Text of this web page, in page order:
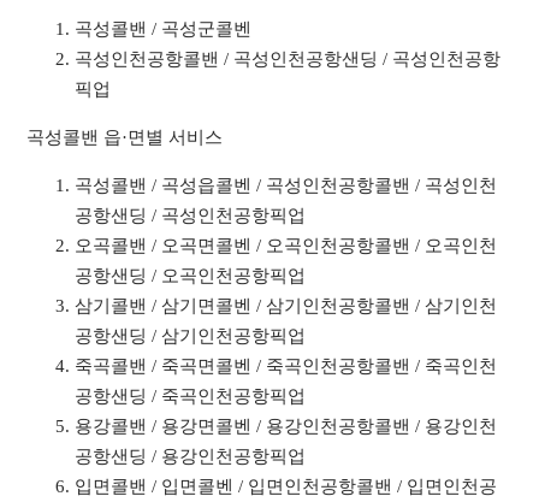
곡성콜밴 / 곡성군콜벤
곡성인천공항콜밴 / 곡성인천공항샌딩 / 곡성인천공항
픽업
곡성콜밴 읍·면별 서비스
곡성콜밴 / 곡성읍콜벤 / 곡성인천공항콜밴 / 곡성인천
공항샌딩 / 곡성인천공항픽업
오곡콜밴 / 오곡면콜벤 / 오곡인천공항콜밴 / 오곡인천
공항샌딩 / 오곡인천공항픽업
삼기콜밴 / 삼기면콜벤 / 삼기인천공항콜밴 / 삼기인천
공항샌딩 / 삼기인천공항픽업
죽곡콜밴 / 죽곡면콜벤 / 죽곡인천공항콜밴 / 죽곡인천
공항샌딩 / 죽곡인천공항픽업
용강콜밴 / 용강면콜벤 / 용강인천공항콜밴 / 용강인천
공항샌딩 / 용강인천공항픽업
입면콜밴 / 입면콜벤 / 입면인천공항콜밴 / 입면인천공